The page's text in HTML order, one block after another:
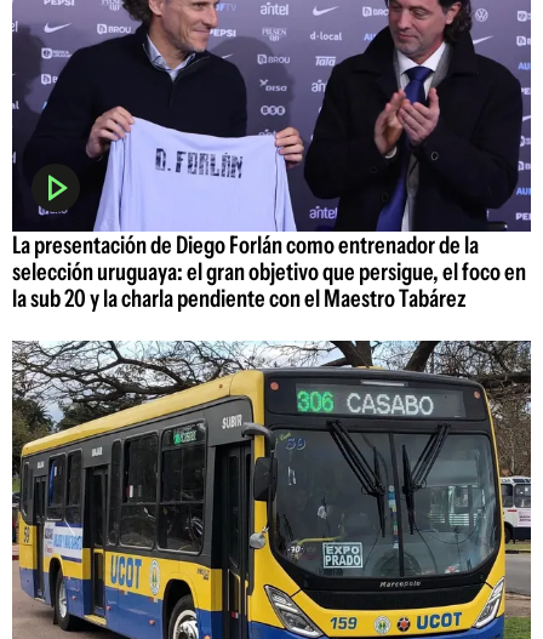
La presentación de Diego Forlán como entrenador de la
selección uruguaya: el gran objetivo que persigue, el foco en
la sub 20 y la charla pendiente con el Maestro Tabárez